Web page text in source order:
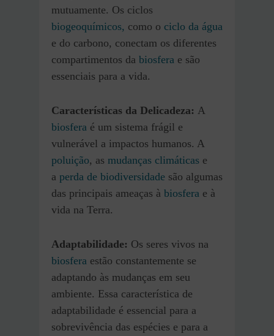
mutuamente. Os ciclos
biogeoquímicos, como o ciclo da água
e do carbono, conectam os diferentes
compartimentos da biosfera e são
essenciais para a vida.
Características da Delicadeza: A
biosfera é um sistema frágil e
vulnerável a impactos humanos. A
poluição, as mudanças climáticas e
a perda de biodiversidade são algumas
das principais ameaças à biosfera e à
vida na Terra.
Adaptabilidade: Os seres vivos na
biosfera estão constantemente se
adaptando às mudanças em seu
ambiente. Essa característica de
adaptabilidade é essencial para a
sobrevivência das espécies e para a